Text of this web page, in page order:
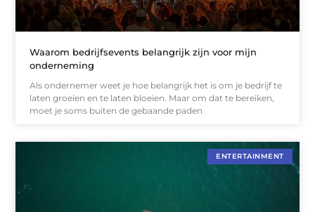
Waarom bedrijfsevents belangrijk zijn voor mijn
onderneming
Als ondernemer weet je hoe belangrijk het is om je bedrijf te
laten groeien en te laten bloeien. Maar om dat te bereiken,
moet je soms buiten de gebaande paden
ENTERTAINMENT